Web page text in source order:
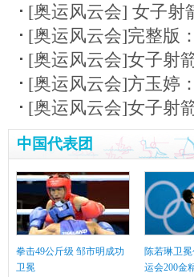
[奥运风云会] 女子射
[奥运风云会]完整版
[奥运风云会]女子射
[奥运风云会]方玉婷
[奥运风云会]女子射
中国代表团
拳击49公斤级 邹市明成功
卫冕
陈若琳卫
运会200金